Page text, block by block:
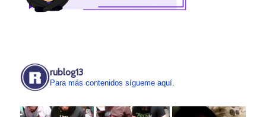
rublog13
Para más contenidos sígueme aquí.